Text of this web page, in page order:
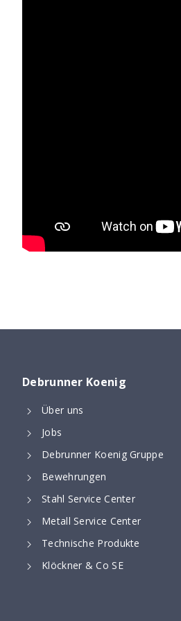
Debrunner Koenig
Über uns
Jobs
Debrunner Koenig Gruppe
Bewehrungen
Stahl Service Center
Metall Service Center
Technische Produkte
Klöckner & Co SE